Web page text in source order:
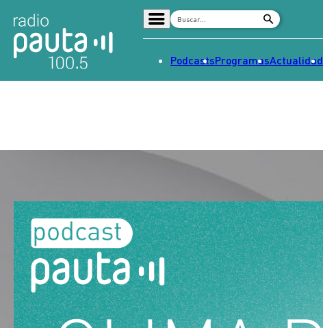
Señal 2
Dato en Pauta
Contenido Patrocinado
PodcastsProgramasActualidad